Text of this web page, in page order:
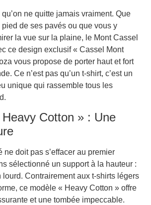
qu’on ne quitte jamais vraiment. Que
de ses pavés ou que vous y
la vue sur la plaine, le Mont Cassel
ce design exclusif « Cassel Mont
vous propose de porter haut et fort
Ce n’est pas qu’un t-shirt, c’est un
unique qui rassemble tous les
Cotton » : Une
ne doit pas s’effacer au premier
sélectionné un support à la hauteur :
lourd. Contrairement aux t-shirts légers
ce modèle « Heavy Cotton » offre
et une tombée impeccable.